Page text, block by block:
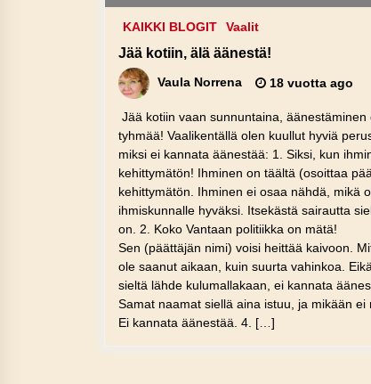
KAIKKI BLOGIT Vaalit
Jää kotiin, älä äänestä!
Vaula Norrena 18 vuotta ago
Jää kotiin vaan sunnuntaina, äänestäminen
tyhmää! Vaalikentällä olen kuullut hyviä
miksi ei kannata äänestää: 1. Siksi, kun
kehittymätön! Ihminen on täältä (osoittaa
kehittymätön. Ihminen ei osaa nähdä, mikä
ihmiskunnalle hyväksi. Itsekästä sairautta
on. 2. Koko Vantaan politiikka on mätä!
Sen (päättäjän nimi) voisi heittää kaivoon.
ole saanut aikaan, kuin suurta vahinkoa.
sieltä lähde kulumallakaan, ei kannata
Samat naamat siellä aina istuu, ja mikään ei
Ei kannata äänestää. 4. […]